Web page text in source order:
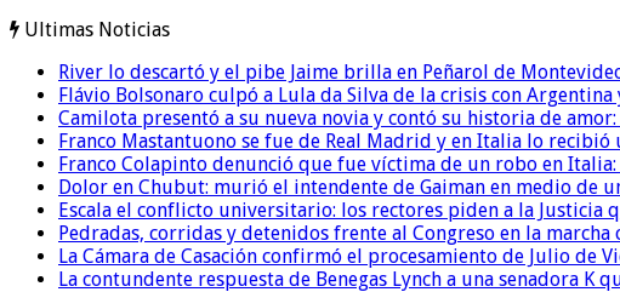
Ultimas Noticias
River lo descartó y el pibe Jaime brilla en Peñarol de
Flávio Bolsonaro culpó a Lula da Silva de la crisis con
Camilota presentó a su nueva novia y contó su historia de
Franco Mastantuono se fue de Real Madrid y en Italia lo
Franco Colapinto denunció que fue víctima de un robo en
Dolor en Chubut: murió el intendente de Gaiman en medio de
Escala el conflicto universitario: los rectores piden a la
Pedradas, corridas y detenidos frente al Congreso en la
La Cámara de Casación confirmó el procesamiento de Julio de
La contundente respuesta de Benegas Lynch a una senadora